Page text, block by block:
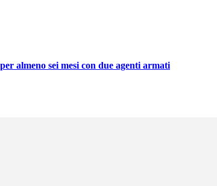
almeno sei mesi con due agenti armati